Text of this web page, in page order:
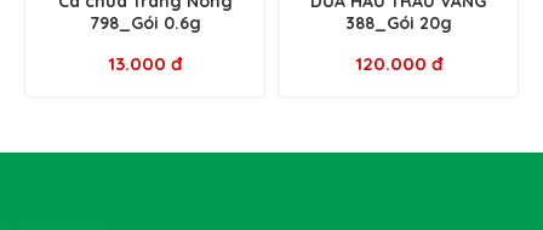
798_Gói 0.6g
13.000 đ
388_Gói 20g
120.000 đ